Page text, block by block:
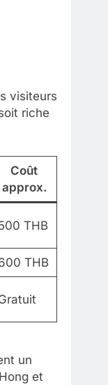
visiteurs
riche
Coût
approx.
THB
THB
un
et